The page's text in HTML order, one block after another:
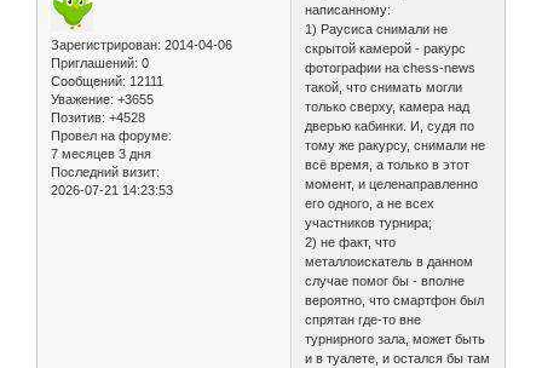
Зарегистрирован: 2014-04-06
Приглашений: 0
Сообщений: 12111
Уважение: +3655
Позитив: +4528
Провел на форуме:
7 месяцев 3 дня
Последний визит:
2026-07-21 14:23:53
написанному:
1) Раусиса снимали не
скрытой камерой - ракурс
фотографии на chess-news
такой, что снимать могли
только сверху, камера над
дверью кабинки. И, судя по
тому же ракурсу, снимали не
всё время, а только в этот
момент, и целенаправленно
его одного, а не всех
участников турнира;
2) не факт, что
металлоискатель в данном
случае помог бы - вполне
вероятно, что смартфон был
спрятан где-то вне
турнирного зала, может быть
и в туалете, и остался бы там